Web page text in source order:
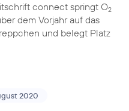
connect springt O2
dem Vorjahr auf das
und belegt Platz
2020